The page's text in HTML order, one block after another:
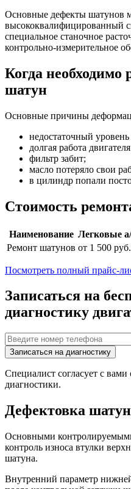
Основные дефекты шатунов
высококвалифицированный
специальное станочное
контрольно-измерительное
Когда необходимо
шатун
Основные причины
недостаточный уровень
долгая работа
фильтр забит;
масло потеряло свои
в цилиндр попали
Стоимость
Наименование Легковые
Ремонт шатунов от 1 500 руб.
Посмотреть полный прайс-
Записаться на
диагностику
Специалист согласует с
диагностики.
Дефектовка
Основными
контроль износа втулки
шатуна.
Внутренний параметр